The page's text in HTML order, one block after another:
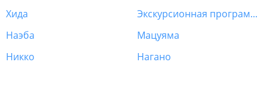
Хида
Экскурсионная программа Япония
Наэба
Мацуяма
Никко
Нагано